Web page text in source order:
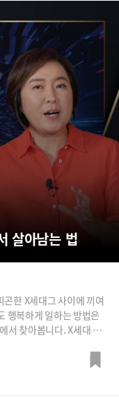
살아남는 법
한 X세대그 사이에 끼여
행복하게 일하는 방법은
서 찾아봅니다. X세대 나